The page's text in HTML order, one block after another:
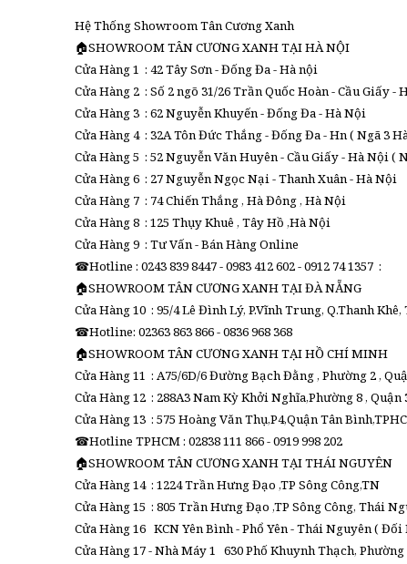
Hệ Thống Showroom Tân Cương Xanh
🏠SHOWROOM TÂN CƯƠNG XANH TẠI HÀ NỘI
Cửa Hàng 1 : 42 Tây Sơn - Đống Đa - Hà nội
Cửa Hàng 2 : Số 2 ngõ 31/26 Trần Quốc Hoàn - Cầu Giấy -
Cửa Hàng 3 : 62 Nguyễn Khuyến - Đống Đa - Hà Nội
Cửa Hàng 4 : 32A Tôn Đức Thắng - Đống Đa - Hn ( Ngã 3
Cửa Hàng 5 : 52 Nguyễn Văn Huyên - Cầu Giấy - Hà Nội (
Cửa Hàng 6 : 27 Nguyễn Ngọc Nại - Thanh Xuân - Hà Nội
Cửa Hàng 7 : 74 Chiến Thắng , Hà Đông , Hà Nội
Cửa Hàng 8 : 125 Thụy Khuê , Tây Hồ ,Hà Nội
Cửa Hàng 9 : Tư Vấn - Bán Hàng Online
☎Hotline : 0243 839 8447 - 0983 412 602 - 0912 74 1357 :
🏠SHOWROOM TÂN CƯƠNG XANH TẠI ĐÀ NẴNG
Cửa Hàng 10 : 95/4 Lê Đình Lý, P.Vĩnh Trung, Q.Thanh Khê,
☎Hotline: 02363 863 866 - 0836 968 368
🏠SHOWROOM TÂN CƯƠNG XANH TẠI HỒ CHÍ MINH
Cửa Hàng 11 : A75/6D/6 Đường Bạch Đằng , Phường 2 ,
Cửa Hàng 12 : 288A3 Nam Kỳ Khởi Nghĩa,Phường 8 , Quận
Cửa Hàng 13 : 575 Hoàng Văn Thụ,P4,Quận Tân
☎Hotline TPHCM : 02838 111 866 - 0919 998 202
🏠SHOWROOM TÂN CƯƠNG XANH TẠI THÁI NGUYÊN
Cửa Hàng 14 : 1224 Trần Hưng Đạo ,TP Sông Công,TN
Cửa Hàng 15 : 805 Trần Hưng Đạo ,TP Sông Công, Thái
Cửa Hàng 16 KCN Yên Bình - Phổ Yên - Thái Nguyên ( Đối
Cửa Hàng 17 - Nhà Máy 1 630 Phố Khuynh Thạch,